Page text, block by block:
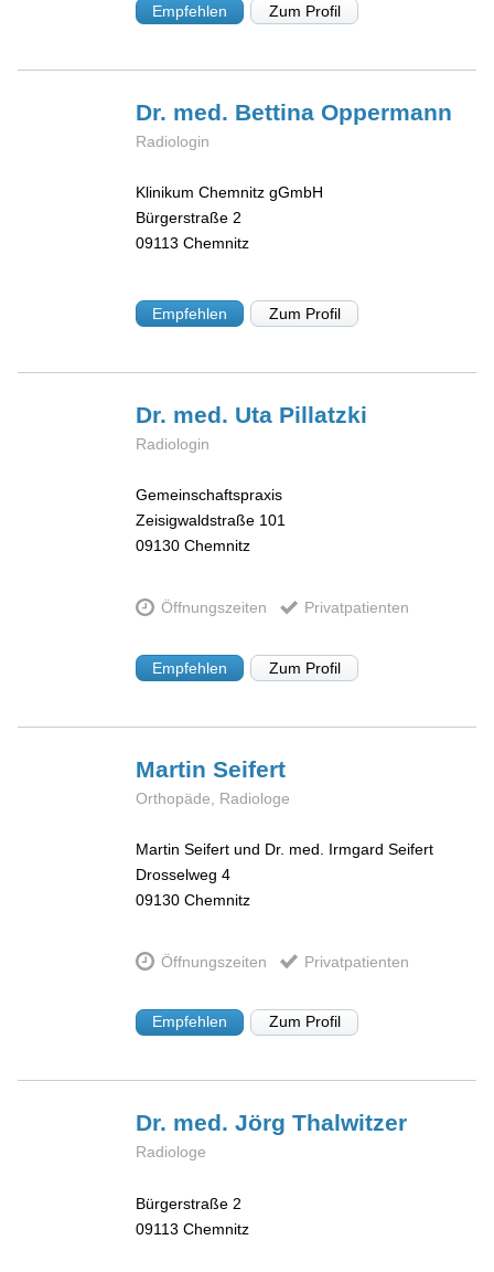
Empfehlen Zum Profil
Dr. med. Bettina Oppermann
Radiologin
Klinikum Chemnitz gGmbH
Bürgerstraße 2
09113 Chemnitz
Empfehlen Zum Profil
Dr. med. Uta Pillatzki
Radiologin
Gemeinschaftspraxis
Zeisigwaldstraße 101
09130 Chemnitz
Öffnungszeiten Privatpatienten
Empfehlen Zum Profil
MartinSeifert
Orthopäde, Radiologe
Martin Seifert und Dr. med. Irmgard Seifert
Drosselweg 4
09130 Chemnitz
Öffnungszeiten Privatpatienten
Empfehlen Zum Profil
Dr. med. JörgThalwitzer
Radiologe
Bürgerstraße 2
09113 Chemnitz